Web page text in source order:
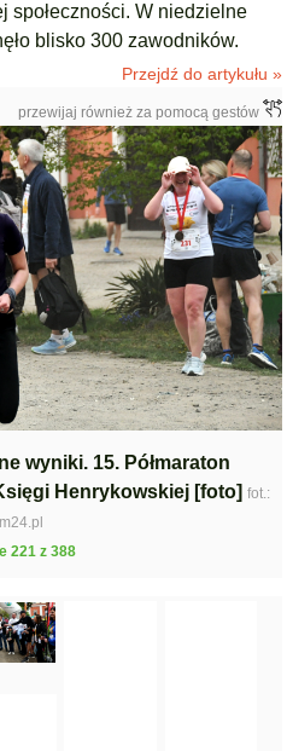
społeczności. W niedzielne
blisko 300 zawodników.
Przejdź do artykułu »
przewijaj również za pomocą gestów
wyniki. 15. Półmaraton
Henrykowskiej [foto] fot.:
221 z 388